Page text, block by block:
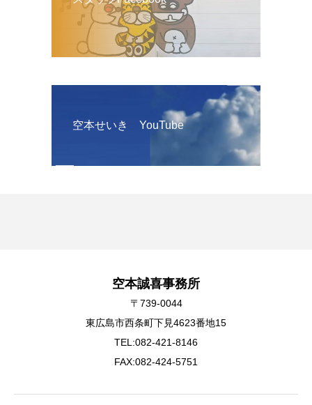
空本せいき YouTube
空本誠喜事務所
〒739-0044
東広島市西条町下見4623番地15
TEL:082-421-8146
FAX:082-424-5751